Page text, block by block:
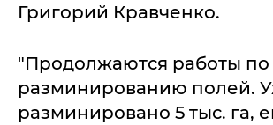
Григорий Кравченко.
"Продолжаются работы по
разминированию полей.
разминировано 5 тыс. га,